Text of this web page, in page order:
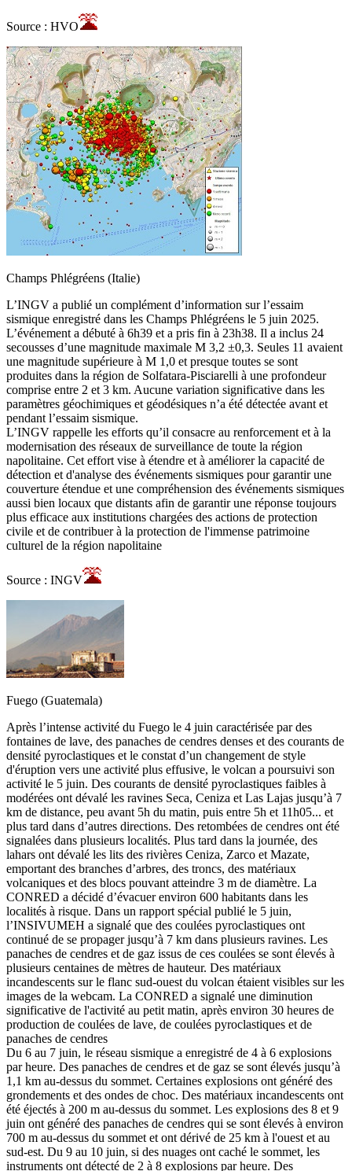
Source : HVO
Champs Phlégréens (Italie)
L’INGV a publié un complément d’information sur l’essaim
sismique enregistré dans les Champs Phlégréens le 5 juin 2025.
L’événement a débuté à 6h39 et a pris fin à 23h38. Il a inclus 24
secousses d’une magnitude maximale M 3,2 ±0,3. Seules 11 avaient
une magnitude supérieure à M 1,0 et presque toutes se sont
produites dans la région de Solfatara-Pisciarelli à une profondeur
comprise entre 2 et 3 km. Aucune variation significative dans les
paramètres géochimiques et géodésiques n’a été détectée avant et
pendant l’essaim sismique.
L’INGV rappelle les efforts qu’il consacre au renforcement et à la
modernisation des réseaux de surveillance de toute la région
napolitaine. Cet effort vise à étendre et à améliorer la capacité de
détection et d'analyse des événements sismiques pour garantir une
couverture étendue et une compréhension des événements sismiques
aussi bien locaux que distants afin de garantir une réponse toujours
plus efficace aux institutions chargées des actions de protection
civile et de contribuer à la protection de l'immense patrimoine
culturel de la région napolitaine
Source : INGV
Fuego (Guatemala)
Après l’intense activité du Fuego le 4 juin caractérisée par des
fontaines de lave, des panaches de cendres denses et des courants de
densité pyroclastiques et le constat d’un changement de style
d'éruption vers une activité plus effusive, le volcan a poursuivi son
activité le 5 juin. Des courants de densité pyroclastiques faibles à
modérées ont dévalé les ravines Seca, Ceniza et Las Lajas jusqu’à 7
km de distance, peu avant 5h du matin, puis entre 5h et 11h05... et
plus tard dans d’autres directions. Des retombées de cendres ont été
signalées dans plusieurs localités. Plus tard dans la journée, des
lahars ont dévalé les lits des rivières Ceniza, Zarco et Mazate,
emportant des branches d’arbres, des troncs, des matériaux
volcaniques et des blocs pouvant atteindre 3 m de diamètre. La
CONRED a décidé d’évacuer environ 600 habitants dans les
localités à risque. Dans un rapport spécial publié le 5 juin,
l’INSIVUMEH a signalé que des coulées pyroclastiques ont
continué de se propager jusqu’à 7 km dans plusieurs ravines. Les
panaches de cendres et de gaz issus de ces coulées se sont élevés à
plusieurs centaines de mètres de hauteur. Des matériaux
incandescents sur le flanc sud-ouest du volcan étaient visibles sur les
images de la webcam. La CONRED a signalé une diminution
significative de l'activité au petit matin, après environ 30 heures de
production de coulées de lave, de coulées pyroclastiques et de
panaches de cendres
Du 6 au 7 juin, le réseau sismique a enregistré de 4 à 6 explosions
par heure. Des panaches de cendres et de gaz se sont élevés jusqu’à
1,1 km au-dessus du sommet. Certaines explosions ont généré des
grondements et des ondes de choc. Des matériaux incandescents ont
été éjectés à 200 m au-dessus du sommet. Les explosions des 8 et 9
juin ont généré des panaches de cendres qui se sont élevés à environ
700 m au-dessus du sommet et ont dérivé de 25 km à l'ouest et au
sud-est. Du 9 au 10 juin, si des nuages ont caché le sommet, les
instruments ont détecté de 2 à 8 explosions par heure. Des